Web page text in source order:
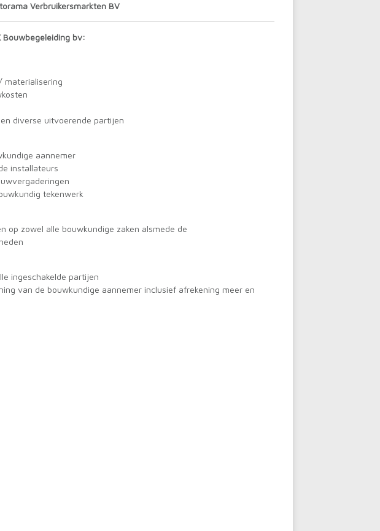
Verbruikersmarkten BV
Bouwbegeleiding bv:
materialisering
diverse uitvoerende partijen
aannemer
installateurs
tekenwerk
op zowel alle bouwkundige zaken alsmede de
ingeschakelde partijen
van de bouwkundige aannemer inclusief afrekening meer en